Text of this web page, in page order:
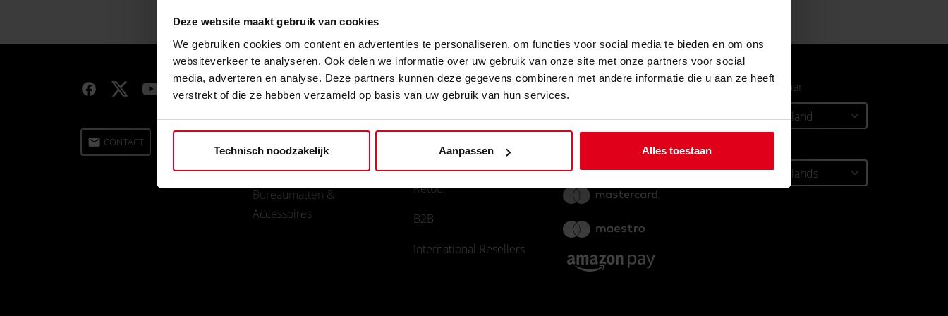
Deze website maakt gebruik van cookies
We gebruiken cookies om content en advertenties te personaliseren, om functies voor social media te bieden en om ons
websiteverkeer te analyseren. Ook delen we informatie over uw gebruik van onze site met onze partners voor social
media, adverteren en analyse. Deze partners kunnen deze gegevens combineren met andere informatie die u aan ze heeft
verstrekt of die ze hebben verzameld op basis van uw gebruik van hun services.
Technisch noodzakelijk Aanpassen Alles toestaan
email CONTACT
PRODUCTEN
Gamestoelen
Bureaumatten &
Accessoires
INFORMATIE
CONTRACT
Retour
B2B
International Resellers
BETAAL MET Verzenden naar
location_on
chat